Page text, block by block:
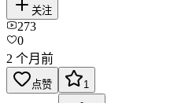
关注
273
0
2 个月前
点赞 1